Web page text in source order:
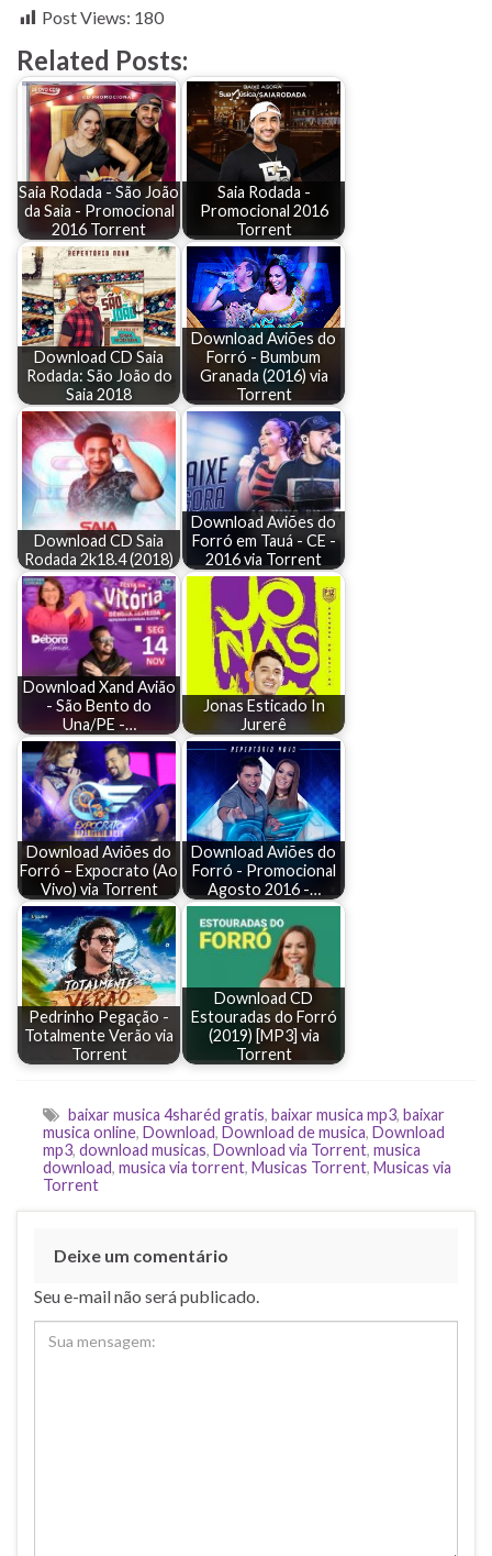
Post Views: 180
Related Posts:
Saia Rodada - São João
da Saia - Promocional
2016 Torrent
Saia Rodada -
Promocional 2016
Torrent
Download CD Saia
Rodada: São João do
Saia 2018
Download Aviões do
Forró - Bumbum
Granada (2016) via
Torrent
Download CD Saia
Rodada 2k18.4 (2018)
Download Aviões do
Forró em Tauá - CE -
2016 via Torrent
Download Xand Avião
- São Bento do
Una/PE -…
Jonas Esticado In
Jurerê
Download Aviões do
Forró – Expocrato (Ao
Vivo) via Torrent
Download Aviões do
Forró - Promocional
Agosto 2016 -…
Pedrinho Pegação -
Totalmente Verão via
Torrent
Download CD
Estouradas do Forró
(2019) [MP3] via
Torrent
baixar musica 4sharéd gratis, baixar musica mp3, baixar
musica online, Download, Download de musica, Download
mp3, download musicas, Download via Torrent, musica
download, musica via torrent, Musicas Torrent, Musicas via
Torrent
Deixe um comentário
Seu e-mail não será publicado.